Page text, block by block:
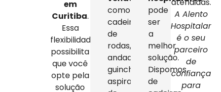
em
Curitiba.
Essa
flexibilidade
possibilita
que você
opte pela
solução
como
cadeiras
de
rodas,
andadores,
guinchos,
aspiradores
pode
ser
a
melhor
solução.
Dispomos
de
A Alento
Hospitalar
é o seu
parceiro
de
confiança
para